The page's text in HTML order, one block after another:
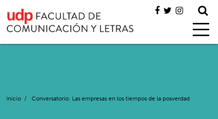
Inicio / Conversatorio: Las empresas en los tiempos de la posverdad